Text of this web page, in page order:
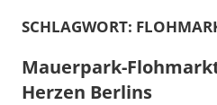
SCHLAGWORT:
Mauerpark-
Herzen Berlins